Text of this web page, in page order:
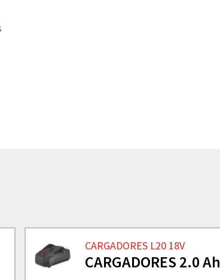
CARGADORES L20 18V
CARGADORES 2.0 Ah